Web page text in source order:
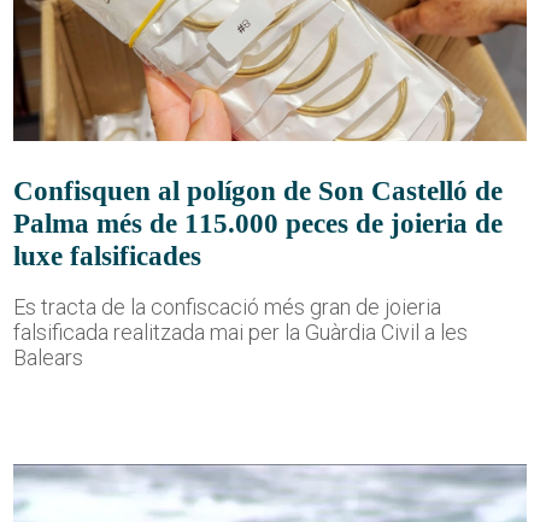
Confisquen al polígon de Son Castelló de
Palma més de 115.000 peces de joieria de
luxe falsificades
Es tracta de la confiscació més gran de joieria
falsificada realitzada mai per la Guàrdia Civil a les
Balears